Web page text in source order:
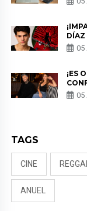
DÍAZ
EN05
¡ES
05
TAGS
CINE
ANUEL